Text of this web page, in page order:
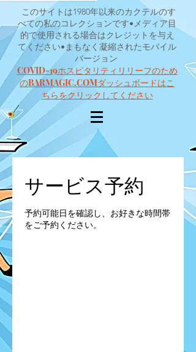
このサイトは1980年以来のカクテルのす
べての私のコレクションです•メディア目
的で使用される場合はクレジットを与え
てください•まもなく凝縮されたモバイル
バージョン
COVID-19ホスピタリティリリーフのため
のBARMAGIC.COMダッシュボードはこ
ちらをクリックしてください
サービス予約
予約可能日を確認し、お好きな時間帯
をご予約ください。